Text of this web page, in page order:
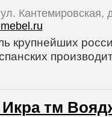
крупнейших
Икра тм